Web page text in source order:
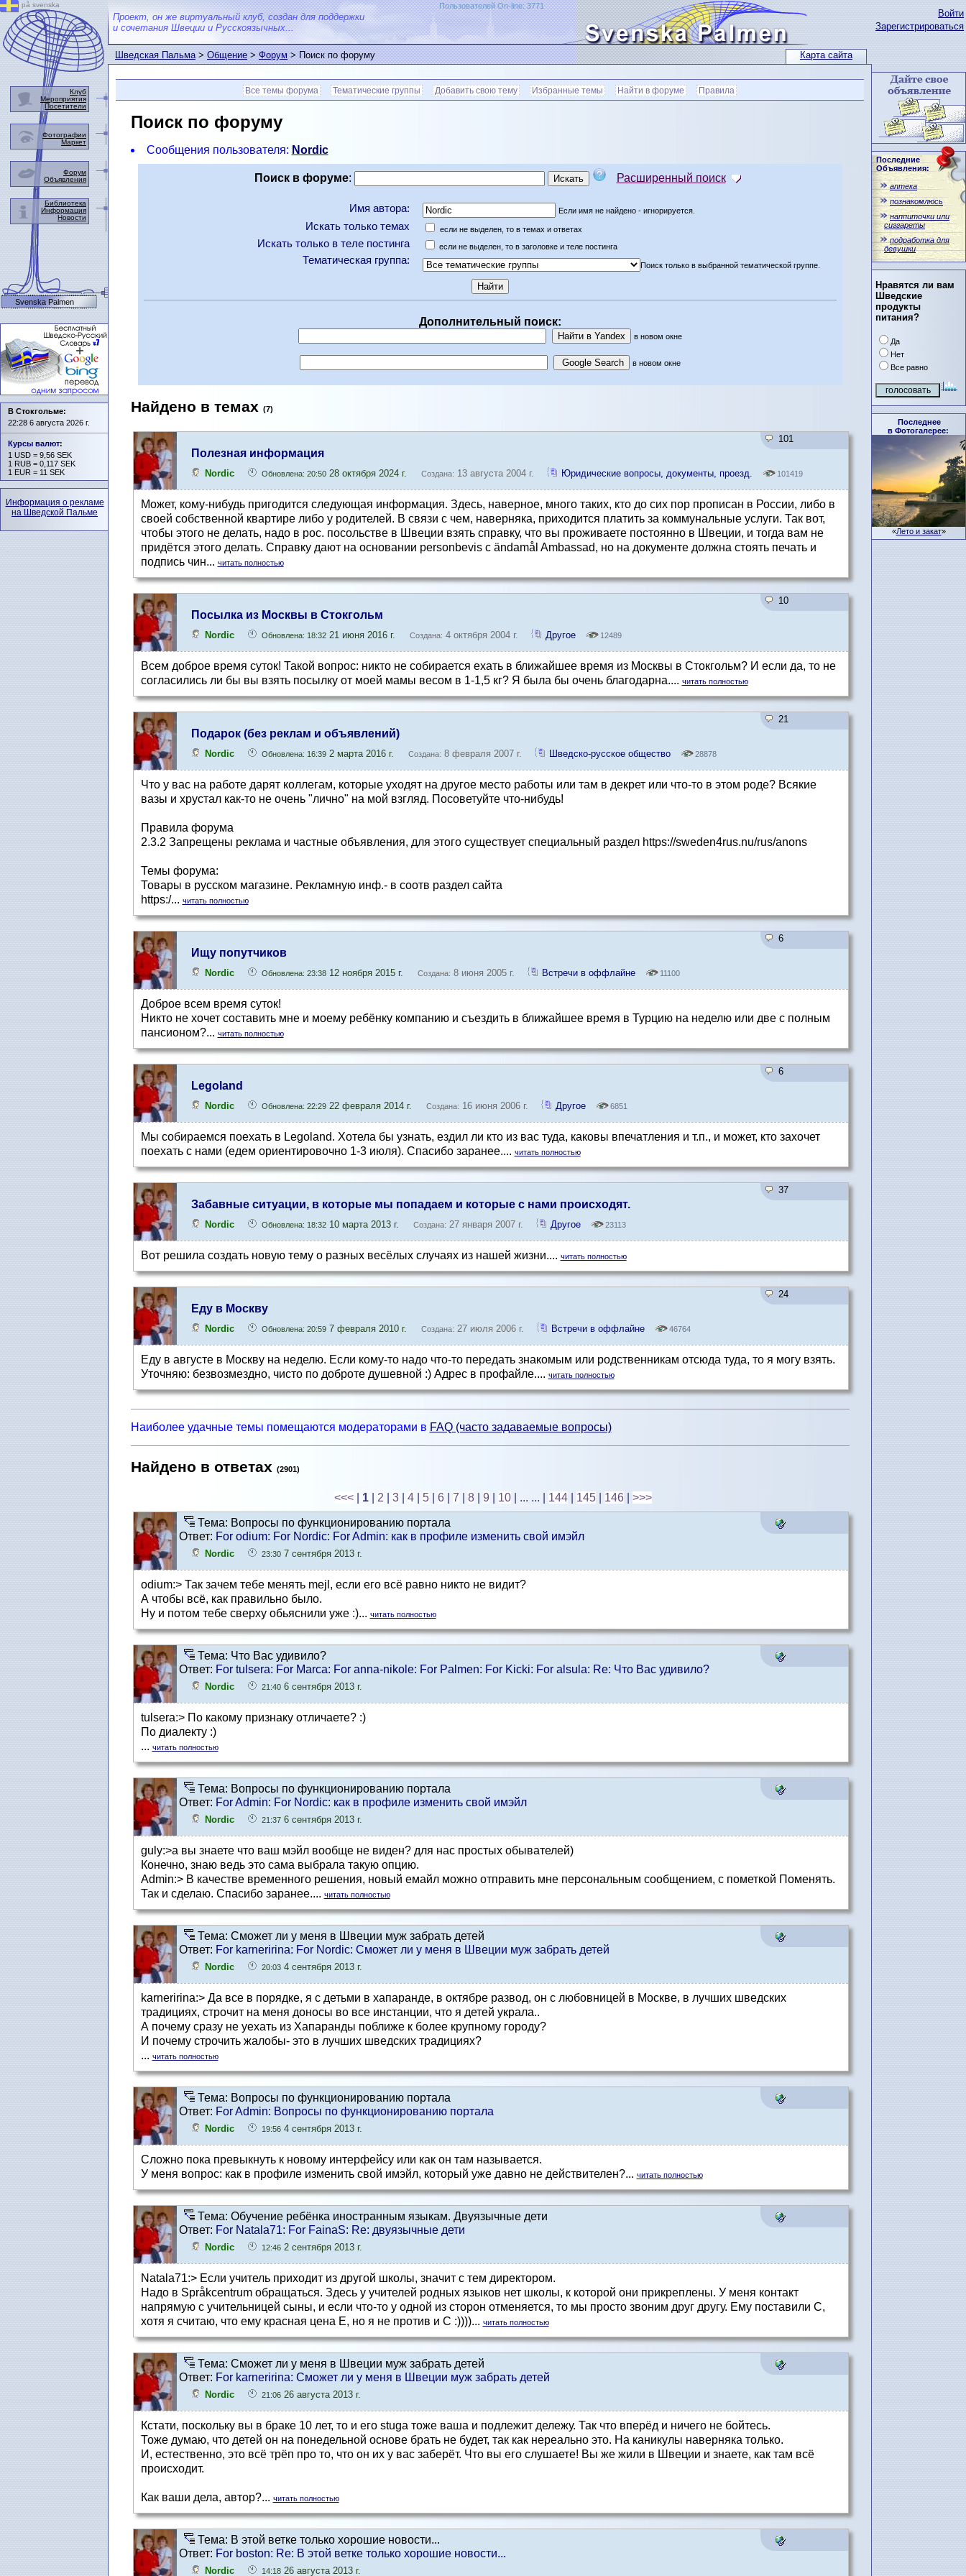
Карта сайта
Войти
Зарегистрироваться
Последние
Объявления:
аптека
познакомлюсь
наппиточки или
сиггареты
подработка для
девушки
Нравятся ли вам
Шведские
продукты
питания?
Да
Нет
Все равно
Последнее
в Фотогалерее:
«Лето и закат»
Проект, он же виртуальный клуб, создан для поддержки
и сочетания Швеции и Русскоязычных...
Пользователей On-line: 3771
Шведская Пальма>Общение>Форум> Поиск по форуму
Все темы форума Тематические группы Добавить свою тему Избранные темы Найти в форуме Правила
Поиск по форуму
Сообщения пользователя: Nordic
Поиск в форуме: Расширенный поиск
Имя автора: Если имя не найдено - игнорируется.
Искать только темах если не выделен, то в темах и ответах
Искать только в теле постинга если не выделен, то в заголовке и теле постинга
Тематическая группа: Поиск только в выбранной тематической группе.
Дополнительный поиск:
в новом окне
в новом окне
Найдено в темах (7)
101
Полезная информация
Nordic Обновлена: 20:5028 октября 2024 г. Создана: 13 августа 2004 г. Юридические вопросы, документы, проезд. 101419
Может, кому-нибудь пригодится следующая информация. Здесь, наверное, много таких, кто до сих пор прописан в России, либо в
своей собственной квартире либо у родителей. В связи с чем, наверняка, приходится платить за коммунальные услуги. Так вот,
чтобы этого не делать, надо в рос. посольстве в Швеции взять справку, что вы проживаете постоянно в Швеции, и тогда вам не
придётся этого делать. Справку дают на основании personbevis с ändamål Ambassad, но на документе должна стоять печать и
подпись чин... читать полностью
10
Посылка из Москвы в Стокгольм
Nordic Обновлена: 18:3221 июня 2016 г. Создана: 4 октября 2004 г. Другое 12489
Всем доброе время суток! Такой вопрос: никто не собирается ехать в ближайшее время из Москвы в Стокгольм? И если да, то не
согласились ли бы вы взять посылку от моей мамы весом в 1-1,5 кг? Я была бы очень благодарна.... читать полностью
21
Подарок (без реклам и объявлений)
Nordic Обновлена: 16:392 марта 2016 г. Создана: 8 февраля 2007 г. Шведско-русское общество 28878
Что у вас на работе дарят коллегам, которые уходят на другое место работы или там в декрет или что-то в этом роде? Всякие
вазы и хрустал как-то не очень "лично" на мой взгляд. Посоветуйте что-нибудь!
Правила форума
2.3.2 Запрещены реклама и частные объявления, для этого существует специальный раздел https://sweden4rus.nu/rus/anons
Темы форума:
Товары в русском магазине. Рекламную инф.- в соотв раздел сайта
https:/... читать полностью
6
Ищу попутчиков
Nordic Обновлена: 23:3812 ноября 2015 г. Создана: 8 июня 2005 г. Встречи в оффлайне 11100
Доброе всем время суток!
Никто не хочет составить мне и моему ребёнку компанию и съездить в ближайшее время в Турцию на неделю или две с полным
пансионом?... читать полностью
6
Legoland
Nordic Обновлена: 22:2922 февраля 2014 г. Создана: 16 июня 2006 г. Другое 6851
Мы собираемся поехать в Legoland. Хотела бы узнать, ездил ли кто из вас туда, каковы впечатления и т.п., и может, кто захочет
поехать с нами (едем ориентировочно 1-3 июля). Спасибо заранее.... читать полностью
37
Забавные ситуации, в которые мы попадаем и которые с нами происходят.
Nordic Обновлена: 18:3210 марта 2013 г. Создана: 27 января 2007 г. Другое 23113
Вот решила создать новую тему о разных весёлых случаях из нашей жизни.... читать полностью
24
Еду в Москву
Nordic Обновлена: 20:597 февраля 2010 г. Создана: 27 июля 2006 г. Встречи в оффлайне 46764
Еду в августе в Москву на неделю. Если кому-то надо что-то передать знакомым или родственникам отсюда туда, то я могу взять.
Уточняю: безвозмездно, чисто по доброте душевной :) Адрес в профайле.... читать полностью
Наиболее удачные темы помещаются модераторами в FAQ (часто задаваемые вопросы)
Найдено в ответах (2901)
<<< 1 2 3 4 5 6 7 8 9 10 | ... ... 144 145 146 >>>
Тема: Вопросы по функционированию портала
Ответ: For odium: For Nordic: For Admin: как в профиле изменить свой имэйл
Nordic 23:307 сентября 2013 г.
odium:> Так зачем тебе менять mejl, если его всё равно никто не видит?
А чтобы всё, как правильно было.
Ну и потом тебе сверху обьяснили уже :)... читать полностью
Тема: Что Вас удивило?
Ответ: For tulsera: For Marca: For anna-nikole: For Palmen: For Kicki: For alsula: Re: Что Вас удивило?
Nordic 21:406 сентября 2013 г.
tulsera:> По какому признаку отличаете? :)
По диалекту :)
... читать полностью
Тема: Вопросы по функционированию портала
Ответ: For Admin: For Nordic: как в профиле изменить свой имэйл
Nordic 21:376 сентября 2013 г.
guly:>а вы знаете что ваш мэйл вообще не виден? для нас простых обывателей)
Конечно, знаю ведь это сама выбрала такую опцию.
Admin:> В качестве временного решения, новый емайл можно отправить мне персональным сообщением, с пометкой Поменять.
Так и сделаю. Спасибо заранее.... читать полностью
Тема: Сможет ли у меня в Швеции муж забрать детей
Ответ: For karneririna: For Nordic: Сможет ли у меня в Швеции муж забрать детей
Nordic 20:034 сентября 2013 г.
karneririna:> Да все в порядке, я с детьми в хапаранде, в октябре развод, он с любовницей в Москве, в лучших шведских
традициях, строчит на меня доносы во все инстанции, что я детей украла..
А почему сразу не уехать из Хапаранды поближе к более крупному городу?
И почему строчить жалобы- это в лучших шведских традициях?
... читать полностью
Тема: Вопросы по функционированию портала
Ответ: For Admin: Вопросы по функционированию портала
Nordic 19:564 сентября 2013 г.
Cложно пока превыкнуть к новому интерфейсу или как он там называется.
У меня вопрос: как в профиле изменить свой имэйл, который уже давно не действителен?... читать полностью
Тема: Обучение ребёнка иностранным языкам. Двуязычные дети
Ответ: For Natala71: For FainaS: Re: двуязычные дети
Nordic 12:462 сентября 2013 г.
Natala71:> Если учитель приходит из другой школы, значит с тем директором.
Надо в Språkcentrum обращаться. Здесь у учителей родных языков нет школы, к которой они прикреплены. У меня контакт
напрямую с учительницей сыны, и если что-то у одной из сторон отменяется, то мы просто звоним друг другу. Ему поставили С,
хотя я считаю, что ему красная цена Е, но я не против и С :))))... читать полностью
Тема: Сможет ли у меня в Швеции муж забрать детей
Ответ: For karneririna: Сможет ли у меня в Швеции муж забрать детей
Nordic 21:0626 августа 2013 г.
Кстати, поскольку вы в браке 10 лет, то и его stuga тоже ваша и подлежит дележу. Так что вперёд и ничего не бойтесь.
Тоже думаю, что детей он на понедельной основе брать не будет, так как нереально это. На каникулы наверняка только.
И, естественно, это всё трёп про то, что он их у вас заберёт. Что вы его слушаете! Вы же жили в Швеции и знаете, как там всё
происходит.
Как ваши дела, автор?... читать полностью
Тема: В этой ветке только хорошие новости...
Ответ: For boston: Re: В этой ветке только хорошие новости...
Nordic 14:1826 августа 2013 г.
på svenska
Клуб
Мероприятия
Посетители
Фотографии
Маркет
Форум
Объявления
Библиотека
Информация
Новости
Svenska Palmen
В Стокгольме:
22:28 6 августа 2026 г.
Курсы валют:
1 USD = 9,56 SEK
1 RUB = 0,117 SEK
1 EUR = 11 SEK
Информация о рекламе
на Шведской Пальме